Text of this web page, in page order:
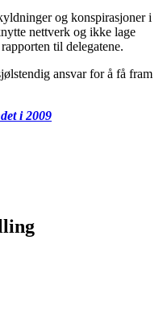
og konspirasjoner i
nettverk og ikke lage
til delegatene.
ansvar for å få fram
i 2009